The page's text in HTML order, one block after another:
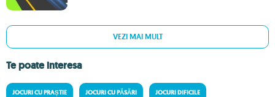
VEZI MAI MULT
Te poate interesa
JOCURI CU PRAȘTIE JOCURI CU PĂSĂRI JOCURI DIFICILE